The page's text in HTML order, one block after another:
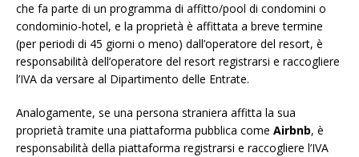
che fa parte di un programma di affitto/pool di condomini o
condominio-hotel, e la proprietà è affittata a breve termine
(per periodi di 45 giorni o meno) dall’operatore del resort, è
responsabilità dell’operatore del resort registrarsi e raccogliere
l’IVA da versare al Dipartimento delle Entrate.
Analogamente, se una persona straniera affitta la sua
proprietà tramite una piattaforma pubblica come Airbnb, è
responsabilità della piattaforma registrarsi e raccogliere l’IVA